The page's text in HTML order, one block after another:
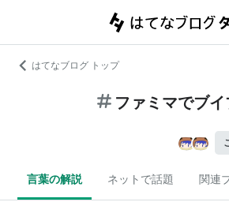
はてなブログ トップ
ファミマでブイ
言葉の解説 ネットで話題 関連